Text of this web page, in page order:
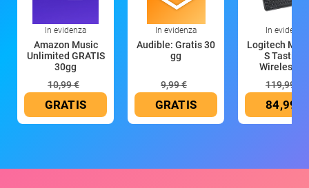
In evidenza
Amazon Music
Unlimited GRATIS
30gg
10,99 €
GRATIS
In evidenza
Audible: Gratis 30
gg
9,99 €
GRATIS
In evidenza
Logitech MX
S Tastiera
Wireless
119,99 €
84,99 €